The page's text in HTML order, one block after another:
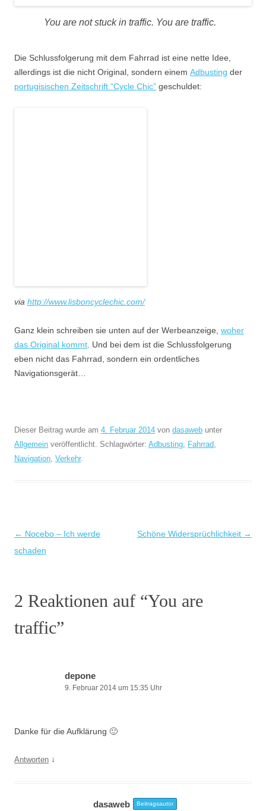
You are not stuck in traffic. You are traffic.
Die Schlussfolgerung mit dem Fahrrad ist eine nette Idee,
allerdings ist die nicht Original, sondern einem Adbusting der
portugisischen Zeitschrift “Cycle Chic” geschuldet:
via http://www.lisboncyclechic.com/
Ganz klein schreiben sie unten auf der Werbeanzeige, woher
das Original kommt . Und bei dem ist die Schlussfolgerung
eben nicht das Fahrrad, sondern ein ordentliches
Navigationsgerät…
Dieser Beitrag wurde am 4. Februar 2014 von dasaweb unter
Allgemein veröffentlicht. Schlagwörter: Adbusting Fahrrad
Navigation Verkehr.
Beitragsnavigation
← Nocebo – Ich werde
schaden
Schöne Widersprüchlichkeit →
2 Reaktionen auf “You are
traffic”
depone
9. Februar 2014 um 15:35 Uhr
Danke für die Aufklärung 🙂
Antworten ↓
dasaweb Beitragsautor